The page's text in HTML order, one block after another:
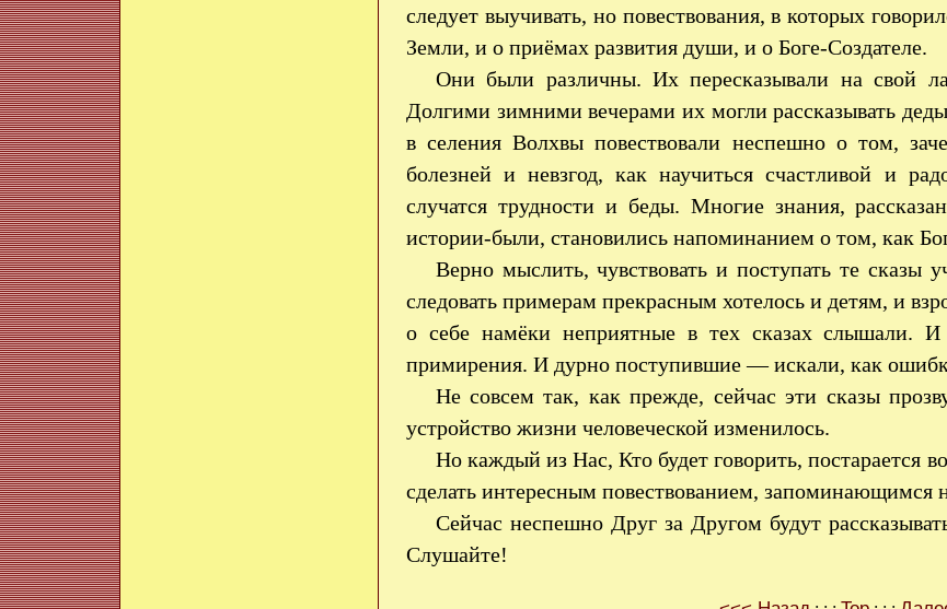
следует выучивать, но повествования, в которых
Земли, и о приёмах развития души, и о Боге-Создателе.
Они были различны. Их пересказывали на свой
Долгими зимними вечерами их могли рассказывать
в селения Волхвы повествовали неспешно о том,
болезней и невзгод, как научиться счастливой и
случатся трудности и беды. Многие знания,
истории-были, становились напоминанием о том, как
Верно мыслить, чувствовать и поступать те
следовать примерам прекрасным хотелось и детям, и
о себе намёки неприятные в тех сказах слышали.
примирения. И дурно поступившие — искали, как
Не совсем так, как прежде, сейчас эти сказы
устройство жизни человеческой изменилось.
Но каждый из Нас, Кто будет говорить, постарается
сделать интересным повествованием, запоминающимся
Сейчас неспешно Друг за Другом будут
Слушайте!